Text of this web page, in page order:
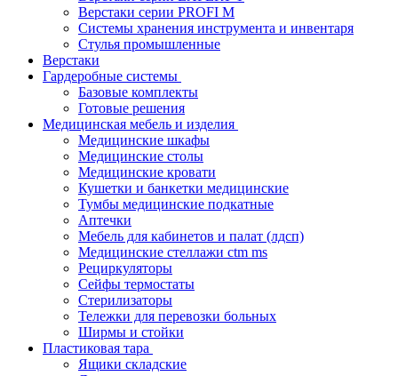
Верстаки серии PROFI M
Системы хранения инструмента и инвентаря
Стулья промышленные
Верстаки
Гардеробные системы
Базовые комплекты
Готовые решения
Медицинская мебель и изделия
Медицинские шкафы
Медицинские столы
Медицинские кровати
Кушетки и банкетки медицинские
Тумбы медицинские подкатные
Аптечки
Мебель для кабинетов и палат (лдсп)
Медицинские стеллажи ctm ms
Рециркуляторы
Сейфы термостаты
Стерилизаторы
Тележки для перевозки больных
Ширмы и стойки
Пластиковая тара
Ящики складские